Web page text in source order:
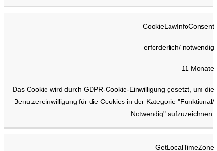
CookieLawInfoConsent
erforderlich/ notwendig
11 Monate
Das Cookie wird durch GDPR-Cookie-Einwilligung gesetzt, um die
Benutzereinwilligung für die Cookies in der Kategorie "Funktional/
Notwendig" aufzuzeichnen.
GetLocalTimeZone